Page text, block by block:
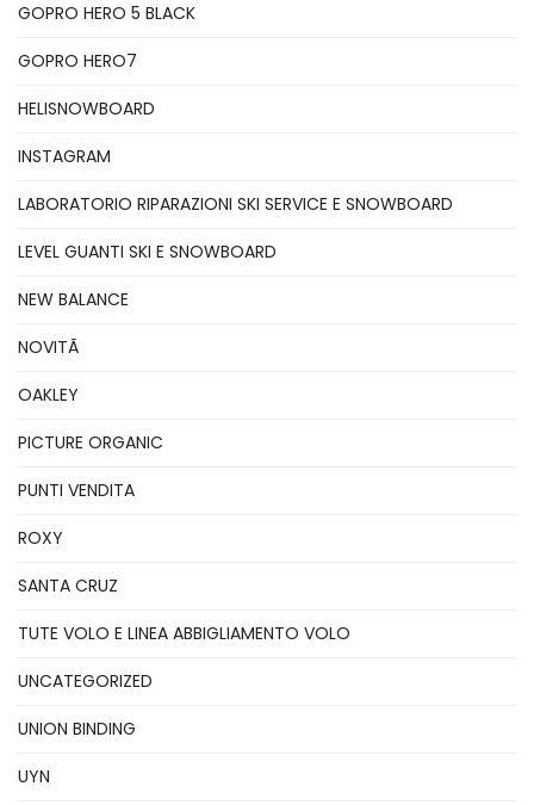
GOPRO HERO 5 BLACK
GOPRO HERO7
HELISNOWBOARD
INSTAGRAM
LABORATORIO RIPARAZIONI SKI SERVICE E SNOWBOARD
LEVEL GUANTI SKI E SNOWBOARD
NEW BALANCE
NOVITÃ
OAKLEY
PICTURE ORGANIC
PUNTI VENDITA
ROXY
SANTA CRUZ
TUTE VOLO E LINEA ABBIGLIAMENTO VOLO
UNCATEGORIZED
UNION BINDING
UYN